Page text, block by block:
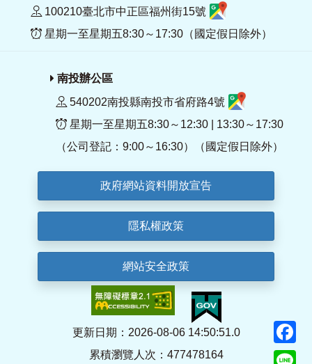
100210臺北市中正區福州街15號
星期一至星期五8:30～17:30（國定假日除外）
南投辦公區
540202南投縣南投市省府路4號
星期一至星期五8:30～12:30 | 13:30～17:30
（公司登記：9:00～16:30）（國定假日除外）
政府網站資料開放宣告
隱私權政策
網站安全政策
更新日期：2026-08-06 14:50:51.0
累積瀏覽人次：477478164